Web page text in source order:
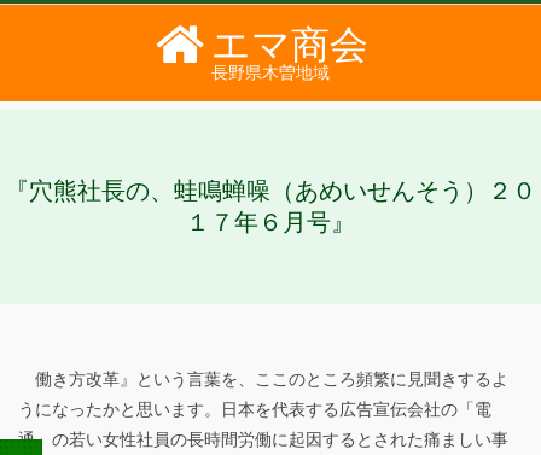
エマ商会
長野県木曽地域
MENU
MENU
『穴熊社長の、蛙鳴蝉噪（あめいせんそう）２０
１７年６月号』
『
働き方改革』という言葉を、ここのところ頻繁に見聞きするよ
うになったかと思います。日本を代表する広告宣伝会社の「電
通」の若い女性社員の長時間労働に起因するとされた痛ましい事